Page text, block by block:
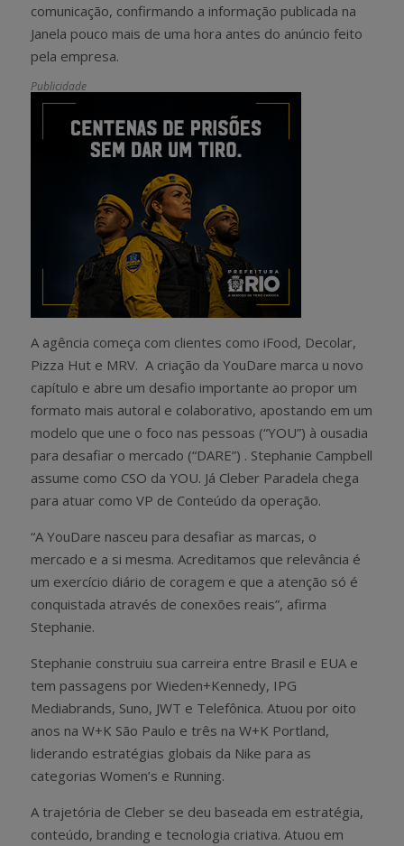
comunicação, confirmando a informação publicada na
Janela pouco mais de uma hora antes do anúncio feito
pela empresa.
Publicidade
A agência começa com clientes como iFood, Decolar,
Pizza Hut e MRV. A criação da YouDare marca u novo
capítulo e abre um desafio importante ao propor um
formato mais autoral e colaborativo, apostando em um
modelo que une o foco nas pessoas (“YOU”) à ousadia
para desafiar o mercado (“DARE”) . Stephanie Campbell
assume como CSO da YOU. Já Cleber Paradela chega
para atuar como VP de Conteúdo da operação.
“A YouDare nasceu para desafiar as marcas, o
mercado e a si mesma. Acreditamos que relevância é
um exercício diário de coragem e que a atenção só é
conquistada através de conexões reais”, afirma
Stephanie.
Stephanie construiu sua carreira entre Brasil e EUA e
tem passagens por Wieden+Kennedy, IPG
Mediabrands, Suno, JWT e Telefônica. Atuou por oito
anos na W+K São Paulo e três na W+K Portland,
liderando estratégias globais da Nike para as
categorias Women’s e Running.
A trajetória de Cleber se deu baseada em estratégia,
conteúdo, branding e tecnologia criativa. Atuou em